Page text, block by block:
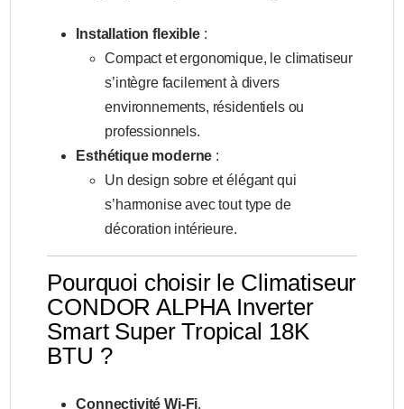
Installation flexible:
Compact et ergonomique, le climatiseur
s’intègre facilement à divers
environnements, résidentiels ou
professionnels.
Esthétique moderne :
Un design sobre et élégant qui
s’harmonise avec tout type de
décoration intérieure.
Pourquoi choisir le Climatiseur
CONDOR ALPHA Inverter
Smart Super Tropical 18K
BTU ?
Connectivité Wi-Fi.